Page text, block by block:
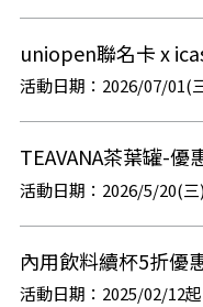
uniopen聯名卡 x
2026/07/01(
TEAVANA茶葉罐-優
2026/5/20(
內用飲料續杯5折優
2025/02/12起